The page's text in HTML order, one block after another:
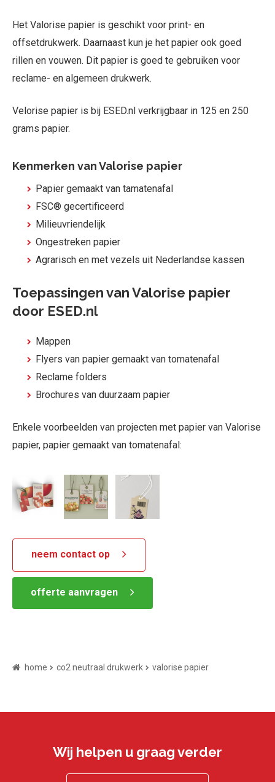
Het Valorise papier is geschikt voor print- en
offsetdrukwerk. Daarnaast kun je het papier ook goed
rillen en vouwen. Dit papier is goed te gebruiken voor
reclame- en algemeen drukwerk.
Velorise papier is bij ESED.nl verkrijgbaar in 125 en 250
grams papier.
Kenmerken van Valorise papier
Papier gemaakt van tamatenafal
FSC® gecertificeerd
Milieuvriendelijk
Ongestreken papier
Agrarisch en met vezels uit Nederlandse kassen
Toepassingen van Valorise papier
door ESED.nl
Mappen
Flyers van papier gemaakt van tomatenafal
Reclame folders
Brochures van duurzaam papier
Enkele voorbeelden van projecten met papier van Valorise
papier, papier gemaakt van tomatenafal:
neem contact op
offerte aanvragen
home co2 neutraal drukwerk valorise papier
Wij helpen u graag verder